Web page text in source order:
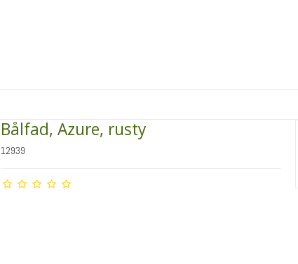
Bålfad, Azure, rusty
12939